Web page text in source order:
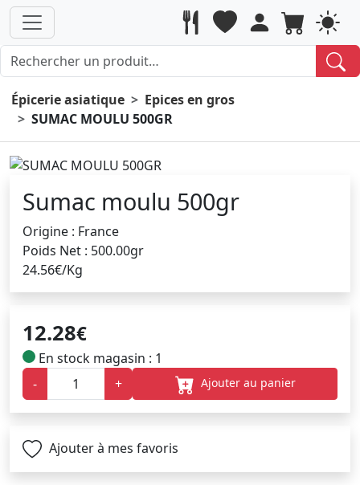
Épicerie asiatique
Epices en gros
SUMAC MOULU 500GR
Sumac moulu 500gr
Origine : France
Poids Net : 500.00gr
24.56€/Kg
12.28€
En stock magasin : 1
-
+ Ajouter au panier
Ajouter à mes favoris